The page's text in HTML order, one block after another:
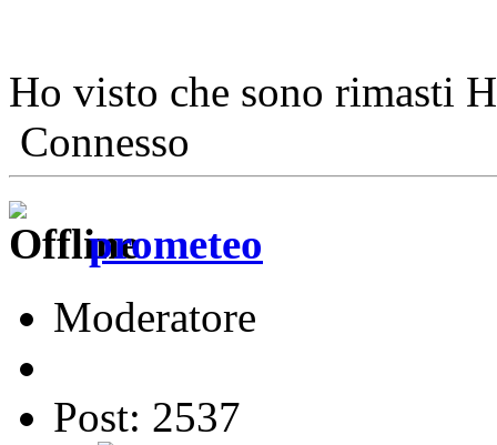
Ho visto che sono rimasti
Connesso
prometeo
Moderatore
Post: 2537